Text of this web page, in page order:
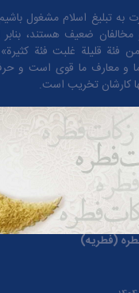
به تبلیغ اسلام مشغول
ضعیف هستند، بنابر
قلیلة غلبت فئة کثیرة»
و معارف ‌ما قوی است و
کارشان تخریب است.
(فطریه)